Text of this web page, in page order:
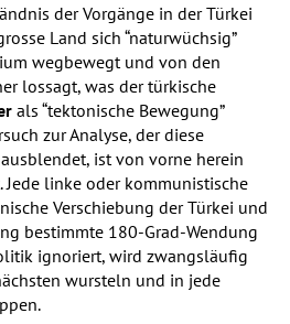
der Vorgänge in der Türkei
Land sich “naturwüchsig”
wegbewegt und von den
lossagt, was der türkische
als “tektonische Bewegung”
zur Analyse, der diese
ist von vorne herein
linke oder kommunistische
Verschiebung der Türkei und
bestimmte 180-Grad-Wendung
ignoriert, wird zwangsläufig
wursteln und in jede